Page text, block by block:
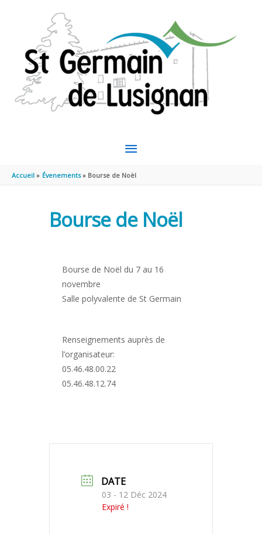
MENU
PRINCIPAL
Accueil Évenements Bourse de Noël
Bourse de Noël
Bourse de Noël du 7 au 16
novembre
Salle polyvalente de St Germain
Renseignements auprès de
l’organisateur:
05.46.48.00.22
05.46.48.12.74
DATE
03 - 12 Déc 2024
Expiré !